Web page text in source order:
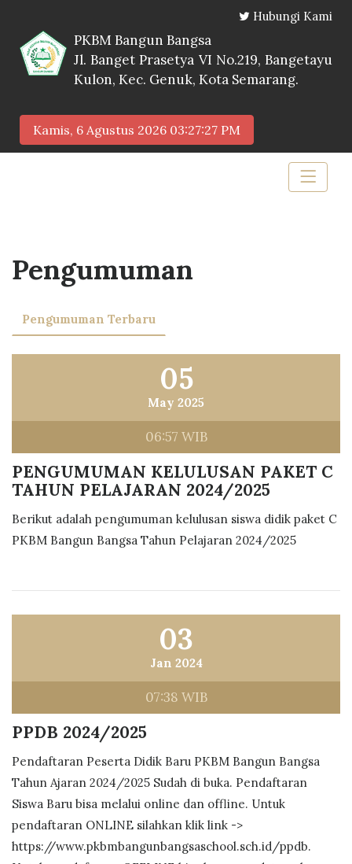
Hubungi Kami
PKBM Bangun Bangsa
Jl. Banget Prasetya VI No.219, Bangetayu
Kulon, Kec. Genuk, Kota Semarang.
Kamis, 6 Agustus 2026 03:27:27 PM
Pengumuman
Pengumuman Terbaru
05
May 2025
06:57 WIB
PENGUMUMAN KELULUSAN PAKET C
TAHUN PELAJARAN 2024/2025
Berikut adalah pengumuman kelulusan siswa didik paket C
PKBM Bangun Bangsa Tahun Pelajaran 2024/2025
03
Jan 2024
07:38 WIB
PPDB 2024/2025
Pendaftaran Peserta Didik Baru PKBM Bangun Bangsa
Tahun Ajaran 2024/2025 Sudah di buka. Pendaftaran
Siswa Baru bisa melalui online dan offline. Untuk
pendaftaran ONLINE silahkan klik link ->
https://www.pkbmbangunbangsaschool.sch.id/ppdb.